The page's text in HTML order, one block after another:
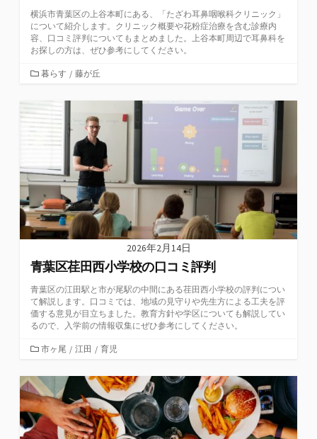
横浜市青葉区の上谷本町にある、「たざわ耳鼻咽喉科クリニック」
について紹介します。クリニック概要や花粉症治療を含む診療内
容、口コミ評判についてもまとめました。上谷本町周辺で耳鼻科を
お探しの方は、ぜひ参考にしてください。
カ暮らす / 藤が丘
2026年2月14日
青葉区荏田西小学校の口コミ評判
青葉区の江田駅と市が尾駅の中間にある荏田西小学校の評判につい
て解説します。口コミでは、地域の見守りや先生方による工夫を評
価する意見が目立ちました。教育方針や学区についても解説してい
るので、入学前の情報収集にぜひ参考にしてください。
カ
ゴ
リ
ー
市ヶ尾 / 江田 / 育児